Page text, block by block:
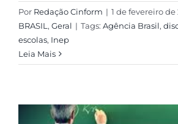
Por Redação Cinform | 1 de fevereiro de
BRASIL, Geral | Tags: Agência Brasil,
escolas, Inep
Leia Mais